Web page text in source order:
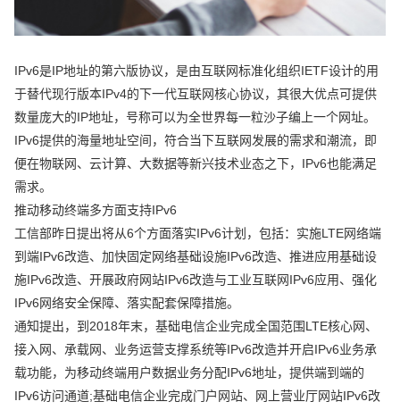
IPv6是IP地址的第六版协议，是由互联网标准化组织IETF设计的用
于替代现行版本IPv4的下一代互联网核心协议，其很大优点可提供
数量庞大的IP地址，号称可以为全世界每一粒沙子编上一个网址。
IPv6提供的海量地址空间，符合当下互联网发展的需求和潮流，即
便在物联网、云计算、大数据等新兴技术业态之下，IPv6也能满足
需求。
推动移动终端多方面支持IPv6
工信部昨日提出将从6个方面落实IPv6计划，包括：实施LTE网络端
到端IPv6改造、加快固定网络基础设施IPv6改造、推进应用基础设
施IPv6改造、开展政府网站IPv6改造与工业互联网IPv6应用、强化
IPv6网络安全保障、落实配套保障措施。
通知提出，到2018年末，基础电信企业完成全国范围LTE核心网、
接入网、承载网、业务运营支撑系统等IPv6改造并开启IPv6业务承
载功能，为移动终端用户数据业务分配IPv6地址，提供端到端的
IPv6访问通道;基础电信企业完成门户网站、网上营业厅网站IPv6改